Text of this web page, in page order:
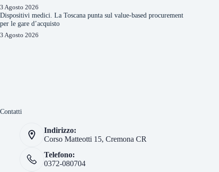
3 Agosto 2026
Dispositivi medici. La Toscana punta sul value-based procurement
per le gare d’acquisto
3 Agosto 2026
Contatti
Indirizzo:
Corso Matteotti 15, Cremona CR
Telefono:
0372-080704